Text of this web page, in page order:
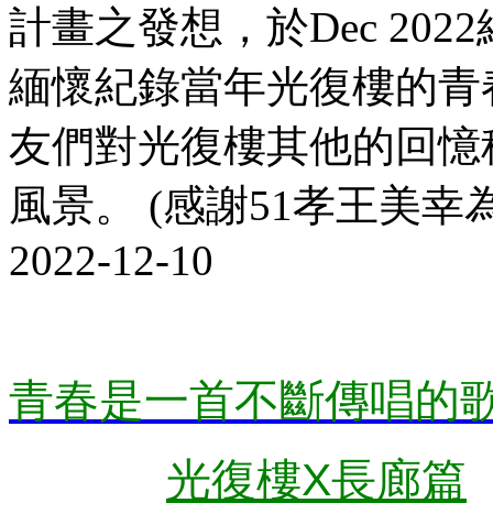
計畫之發想，於Dec
緬懷紀錄當年光復樓的
友們對光復樓其他的回
風景。 (感謝51孝王美幸
2022-12-10
青春是一首不斷傳唱的
光復樓X長廊篇